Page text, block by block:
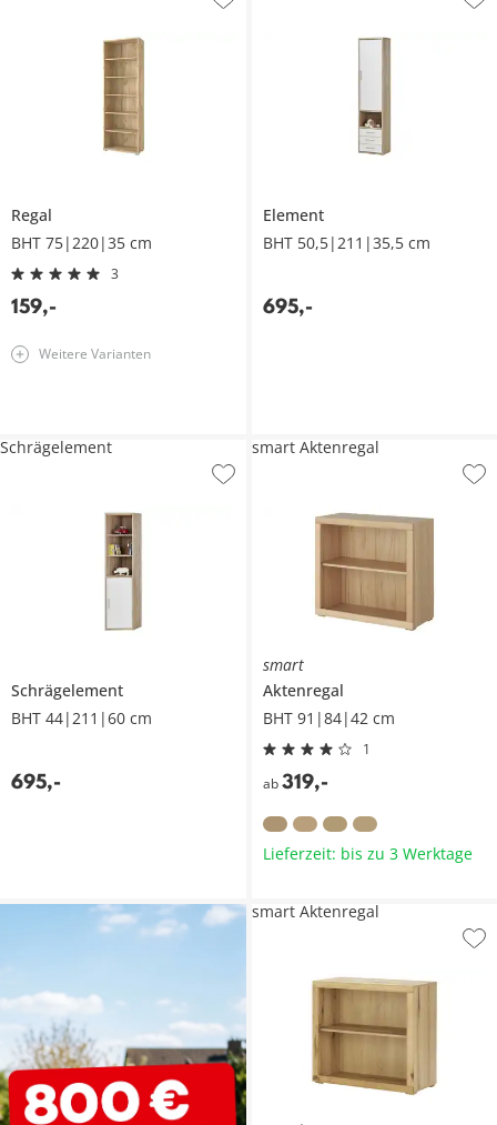
Regal
BHT 75|220|35 cm
3
159,-
Weitere Varianten
Element
BHT 50,5|211|35,5 cm
695,-
Schrägelement
BHT 44|211|60 cm
695,-
Schrägelement
smart
Aktenregal
BHT 91|84|42 cm
1
ab 319,-
smart Aktenregal
Lieferzeit: bis zu 3 Werktage
smart Aktenregal